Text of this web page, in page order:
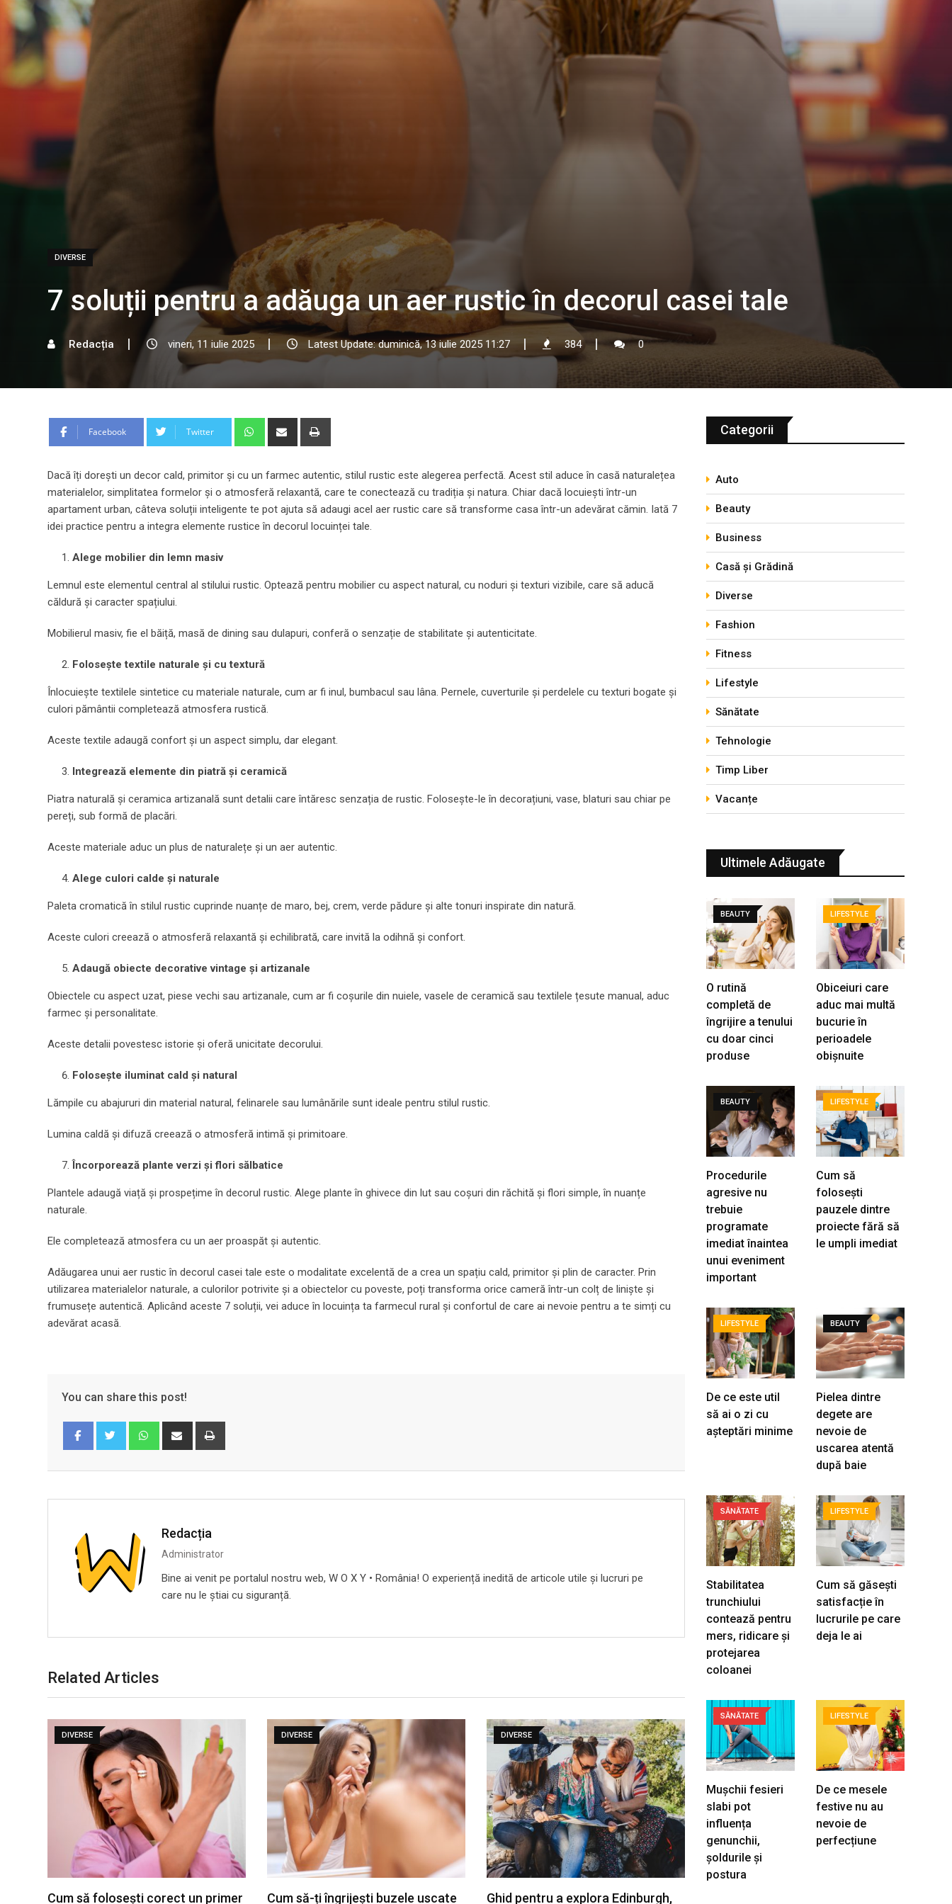
DIVERSE
7 soluții pentru a adăuga un aer rustic în decorul casei tale
Redacția vineri, 11 iulie 2025 Latest Update: duminică, 13 iulie 2025 11:27 384 0
Facebook Twitter WhatsappShare
Dacă îți dorești un decor cald, primitor și cu un farmec autentic, stilul rustic este alegerea perfectă. Acest stil aduce în casă naturalețea
materialelor, simplitatea formelor și o atmosferă relaxantă, care te conectează cu tradiția și natura. Chiar dacă locuiești într-un
apartament urban, câteva soluții inteligente te pot ajuta să adaugi acel aer rustic care să transforme casa într-un adevărat cămin. Iată 7
idei practice pentru a integra elemente rustice în decorul locuinței tale.
Alege mobilier din lemn masiv
Lemnul este elementul central al stilului rustic. Optează pentru mobilier cu aspect natural, cu noduri și texturi vizibile, care să aducă
căldură și caracter spațiului.
Mobilierul masiv, fie el băiță, masă de dining sau dulapuri, conferă o senzație de stabilitate și autenticitate.
Folosește textile naturale și cu textură
Înlocuiește textilele sintetice cu materiale naturale, cum ar fi inul, bumbacul sau lâna. Pernele, cuverturile și perdelele cu texturi bogate și
culori pământii completează atmosfera rustică.
Aceste textile adaugă confort și un aspect simplu, dar elegant.
Integrează elemente din piatră și ceramică
Piatra naturală și ceramica artizanală sunt detalii care întăresc senzația de rustic. Folosește-le în decorațiuni, vase, blaturi sau chiar pe
pereți, sub formă de placări.
Aceste materiale aduc un plus de naturalețe și un aer autentic.
Alege culori calde și naturale
Paleta cromatică în stilul rustic cuprinde nuanțe de maro, bej, crem, verde pădure și alte tonuri inspirate din natură.
Aceste culori creează o atmosferă relaxantă și echilibrată, care invită la odihnă și confort.
Adaugă obiecte decorative vintage și artizanale
Obiectele cu aspect uzat, piese vechi sau artizanale, cum ar fi coșurile din nuiele, vasele de ceramică sau textilele țesute manual, aduc
farmec și personalitate.
Aceste detalii povestesc istorie și oferă unicitate decorului.
Folosește iluminat cald și natural
Lămpile cu abajururi din material natural, felinarele sau lumânările sunt ideale pentru stilul rustic.
Lumina caldă și difuză creează o atmosferă intimă și primitoare.
Încorporează plante verzi și flori sălbatice
Plantele adaugă viață și prospețime în decorul rustic. Alege plante în ghivece din lut sau coșuri din răchită și flori simple, în nuanțe
naturale.
Ele completează atmosfera cu un aer proaspăt și autentic.
Adăugarea unui aer rustic în decorul casei tale este o modalitate excelentă de a crea un spațiu cald, primitor și plin de caracter. Prin
utilizarea materialelor naturale, a culorilor potrivite și a obiectelor cu poveste, poți transforma orice cameră într-un colț de liniște și
frumusețe autentică. Aplicând aceste 7 soluții, vei aduce în locuința ta farmecul rural și confortul de care ai nevoie pentru a te simți cu
adevărat acasă.
You can share this post!
WhatsappShare
Redacția
Administrator
Bine ai venit pe portalul nostru web, W O X Y • România! O experiență inedită de articole utile și lucruri pe
care nu le știai cu siguranță.
Related Articles
DIVERSE
Cum să folosești corect un primer
DIVERSE
Cum să-ți îngrijești buzele uscate
DIVERSE
Ghid pentru a explora Edinburgh,
Categorii
Auto
Beauty
Business
Casă și Grădină
Diverse
Fashion
Fitness
Lifestyle
Sănătate
Tehnologie
Timp Liber
Vacanțe
Ultimele Adăugate
BEAUTY
O rutină
completă de
îngrijire a tenului
cu doar cinci
produse
LIFESTYLE
Obiceiuri care
aduc mai multă
bucurie în
perioadele
obișnuite
BEAUTY
Procedurile
agresive nu
trebuie
programate
imediat înaintea
unui eveniment
important
LIFESTYLE
Cum să
folosești
pauzele dintre
proiecte fără să
le umpli imediat
LIFESTYLE
De ce este util
să ai o zi cu
așteptări minime
BEAUTY
Pielea dintre
degete are
nevoie de
uscarea atentă
după baie
SĂNĂTATE
Stabilitatea
trunchiului
contează pentru
mers, ridicare și
protejarea
coloanei
LIFESTYLE
Cum să găsești
satisfacție în
lucrurile pe care
deja le ai
SĂNĂTATE
Mușchii fesieri
slabi pot
influența
genunchii,
șoldurile și
postura
LIFESTYLE
De ce mesele
festive nu au
nevoie de
perfecțiune